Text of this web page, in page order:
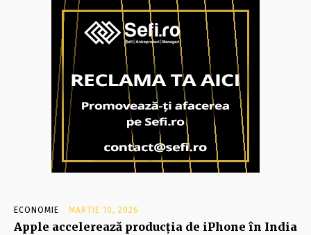
ECONOMIE MARTIE 10, 2026
Apple accelerează producția de iPhone în India